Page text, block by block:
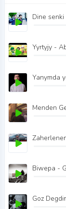
Dine
Yyrtyjy -
Yanymda
Menden
Biwepa -
Goz